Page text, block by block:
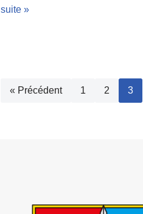
suite »
« Précédent 1 2 3